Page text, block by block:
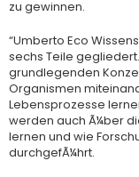
zu gewinnen.
“Umberto Eco
sechs Teile
grundlegenden
Organismen
Lebensprozesse
werden auch Ã¼ber
lernen und wie
durchgefÃ¼hrt.